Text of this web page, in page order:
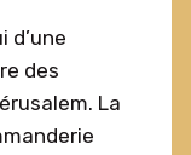
d’une
des
La